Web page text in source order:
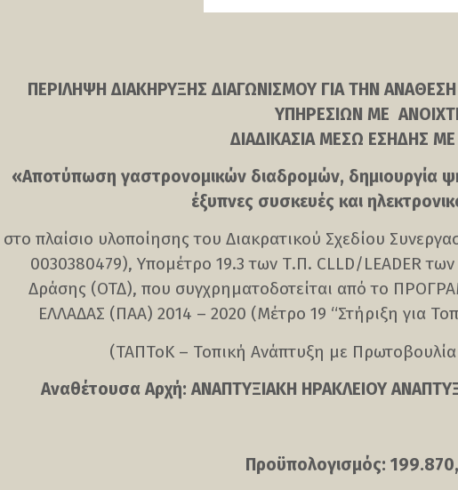
ΠΕΡΙΛΗΨΗ ΔΙΑΚΗΡΥΞΗΣ ΔΙΑΓΩΝΙΣΜΟΥ ΓΙΑ ΤΗΝ
ΥΠΗΡΕΣΙΩΝ ΜΕ
ΔΙΑΔΙΚΑΣΙΑ ΜΕΣΩ ΕΣΗΔΗΣ ΜΕ
«Αποτύπωση γαστρονομικών διαδρομών, δημιουργία
έξυπνες συσκευές και
στο πλαίσιο υλοποίησης του Διακρατικού Σχεδίου
0030380479), Υπομέτρο 19.3 των Τ.Π. CLLD/LEADER
Δράσης (ΟΤΔ), που συγχρηματοδοτείται από το
ΕΛΛΑΔΑΣ (ΠΑΑ) 2014 – 2020 (Μέτρο 19 “Στήριξη για
(TAΠToK – Τοπική Ανάπτυξη με
Αναθέτουσα Αρχή: ΑΝΑΠΤΥΞΙΑΚΗ ΗΡΑΚΛΕΙΟΥ
Προϋπολογισμός: